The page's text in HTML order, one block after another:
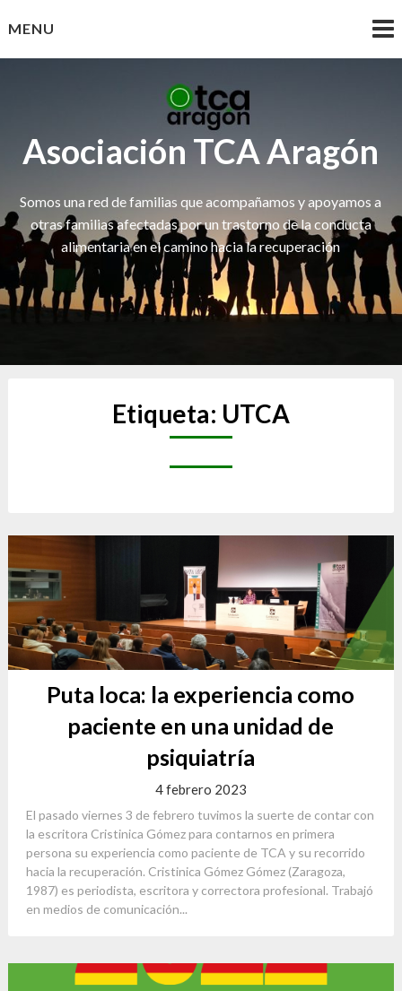
toMENU
Asociación TCA Aragón
Somos una red de familias que acompañamos y apoyamos a
otras familias afectadas por un trastorno de la conducta
alimentaria en el camino hacia la recuperación
Etiqueta: UTCA
Puta loca: la experiencia como
paciente en una unidad de
psiquiatría
4 febrero 2023
El pasado viernes 3 de febrero tuvimos la suerte de contar con
la escritora Cristinica Gómez para contarnos en primera
persona su experiencia como paciente de TCA y su recorrido
hacia la recuperación. Cristinica Gómez Gómez (Zaragoza,
1987) es periodista, escritora y correctora profesional. Trabajó
en medios de comunicación...